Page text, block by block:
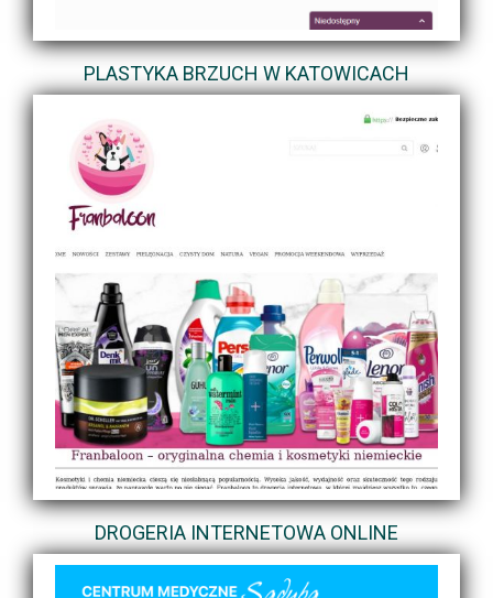
PLASTYKA BRZUCH W KATOWICACH
DROGERIA INTERNETOWA ONLINE